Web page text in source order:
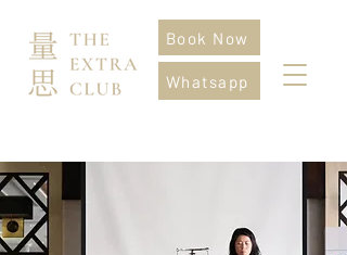
Book Now
Whatsapp